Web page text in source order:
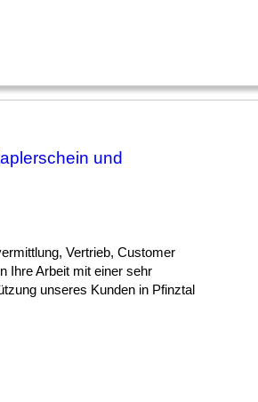
und
Vertrieb, Customer
Ihre Arbeit mit einer sehr
unseres Kunden in Pfinztal